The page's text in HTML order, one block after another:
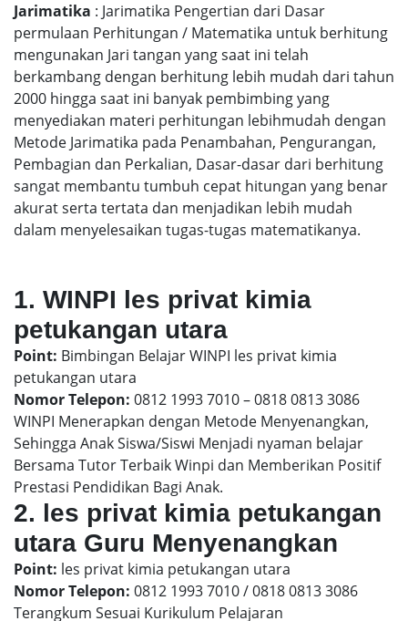
Jarimatika : Jarimatika Pengertian dari Dasar
permulaan Perhitungan / Matematika untuk berhitung
mengunakan Jari tangan yang saat ini telah
berkambang dengan berhitung lebih mudah dari tahun
2000 hingga saat ini banyak pembimbing yang
menyediakan materi perhitungan lebihmudah dengan
Metode Jarimatika pada Penambahan, Pengurangan,
Pembagian dan Perkalian, Dasar-dasar dari berhitung
sangat membantu tumbuh cepat hitungan yang benar
akurat serta tertata dan menjadikan lebih mudah
dalam menyelesaikan tugas-tugas matematikanya.
1. WINPI les privat kimia
petukangan utara
Point: Bimbingan Belajar WINPI les privat kimia
petukangan utara
Nomor Telepon: 0812 1993 7010 – 0818 0813 3086
WINPI Menerapkan dengan Metode Menyenangkan,
Sehingga Anak Siswa/Siswi Menjadi nyaman belajar
Bersama Tutor Terbaik Winpi dan Memberikan Positif
Prestasi Pendidikan Bagi Anak.
2. les privat kimia petukangan
utara Guru Menyenangkan
Point: les privat kimia petukangan utara
Nomor Telepon: 0812 1993 7010 / 0818 0813 3086
Terangkum Sesuai Kurikulum Pelajaran